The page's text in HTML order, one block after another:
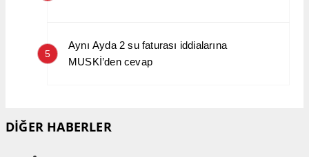
5
Aynı Ayda 2 su faturası iddialarına
MUSKİ’den cevap
DİĞER HABERLER